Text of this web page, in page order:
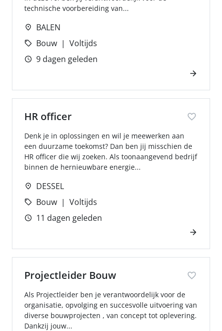
technische voorbereiding van...
BALEN
Bouw
Voltijds
9 dagen geleden
HR officer
Denk je in oplossingen en wil je meewerken aan
een duurzame toekomst? Dan ben jij misschien de
HR officer die wij zoeken. Als toonaangevend bedrijf
binnen de hernieuwbare energie...
DESSEL
Bouw
Voltijds
11 dagen geleden
Projectleider Bouw
Als Projectleider ben je verantwoordelijk voor de
organisatie, opvolging en succesvolle uitvoering van
diverse bouwprojecten , van concept tot oplevering.
Dankzij jouw...